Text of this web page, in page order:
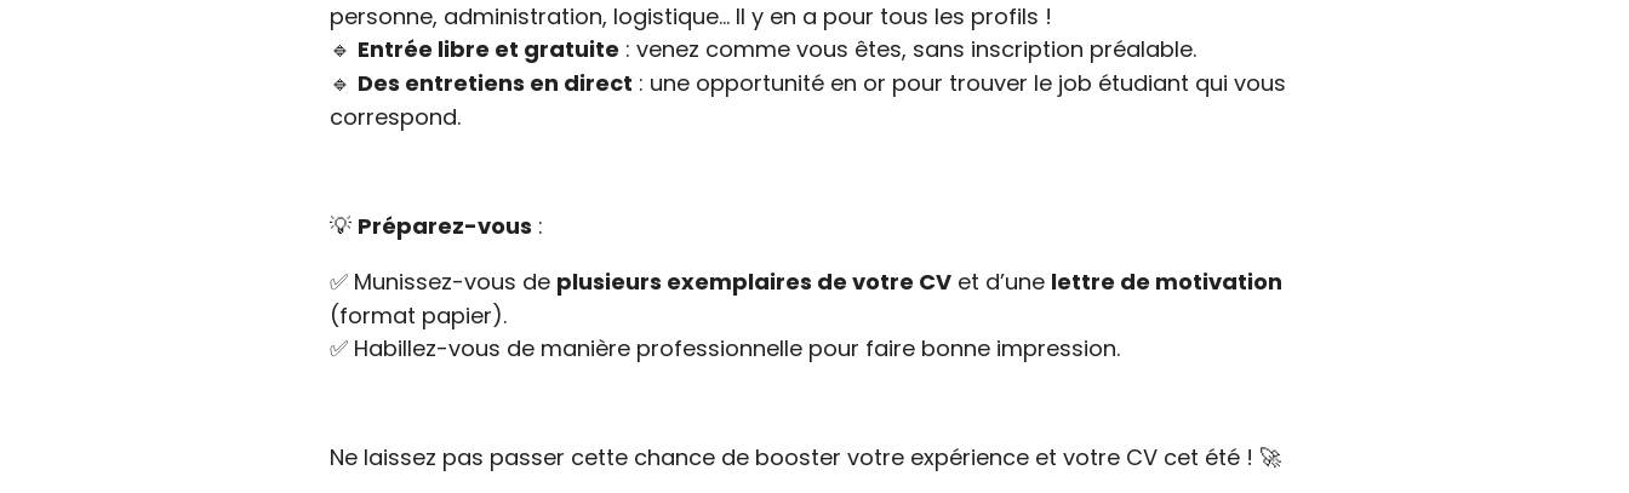
personne, administration, logistique… Il y en a pour tous les profils !
🔹 Entrée libre et gratuite : venez comme vous êtes, sans inscription préalable.
🔹 Des entretiens en direct : une opportunité en or pour trouver le job étudiant qui vous
correspond.
💡 Préparez-vous :
✅ Munissez-vous de plusieurs exemplaires de votre CV et d’une lettre de motivation
(format papier).
✅ Habillez-vous de manière professionnelle pour faire bonne impression.
Ne laissez pas passer cette chance de booster votre expérience et votre CV cet été ! 🚀